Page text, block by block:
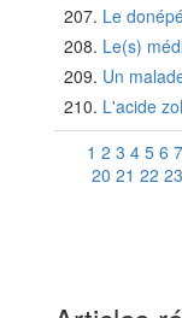
Le
Le(s)
Un
L'acide
1 2 3 4 5 6 7
20 21 22 23